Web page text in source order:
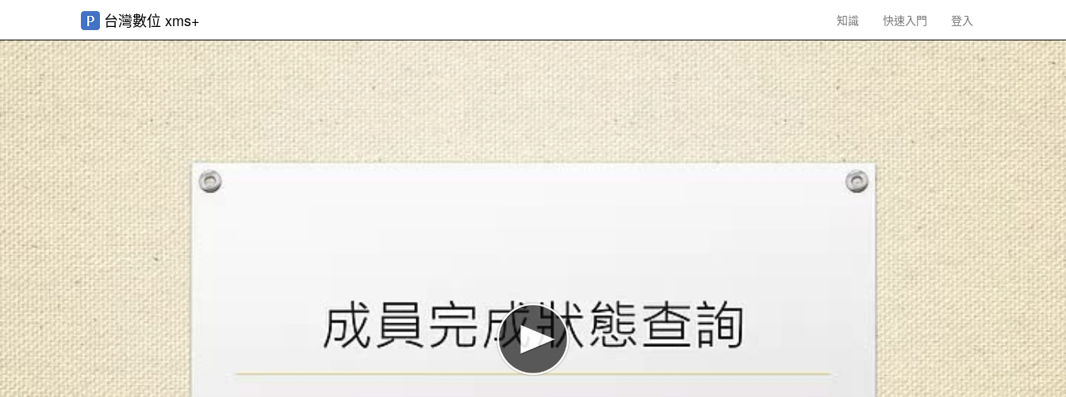
台灣數位 xms+ 知識 快速入門 登入